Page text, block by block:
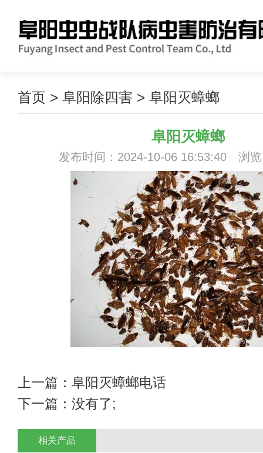
首页 > 阜阳除四害 > 阜阳灭蟑螂
阜阳灭蟑螂
发布时间：2024-10-06 16:53:40 浏览
上一篇： 阜阳灭蟑螂电话
下一篇：没有了;
相关产品